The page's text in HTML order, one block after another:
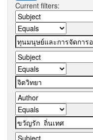
Current filters: